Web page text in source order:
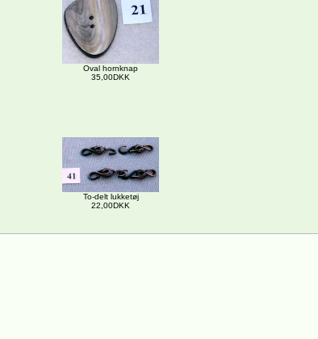
Oval hornknap
35,00DKK
To-delt lukketøj
22,00DKK